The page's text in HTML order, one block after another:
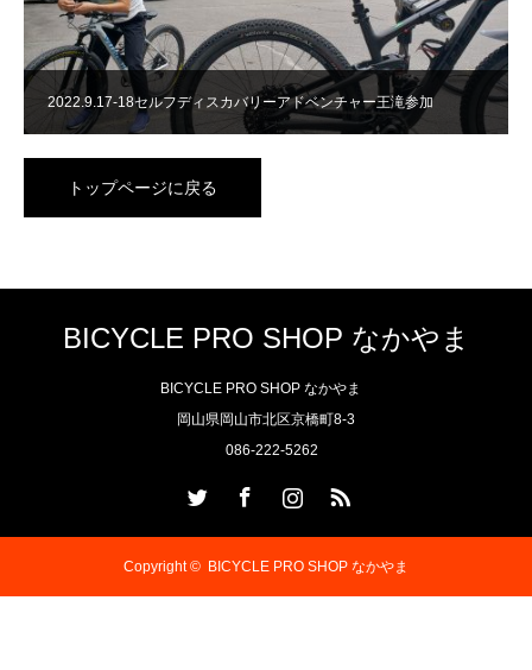
2022.9.17-18セルフディスカバリーアドベンチャー王滝参加
トップページに戻る
BICYCLE PRO SHOP なかやま
BICYCLE PRO SHOP なかやま
岡山県岡山市北区京橋町8-3
086-222-5262
Copyright © BICYCLE PRO SHOP なかやま